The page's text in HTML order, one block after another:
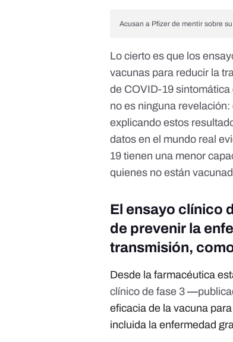
Acusan a Pfizer de mentir sobre
Lo cierto es que los
vacunas para reducir la
de COVID-19
no es ninguna
explicando estos
datos en el mundo real
19 tienen una menor
quienes no están
El ensayo clínico
de prevenir la
transmisión,
Desde la farmacéutica
clínico de fase 3 —
eficacia de la vacuna
incluida la enfermedad